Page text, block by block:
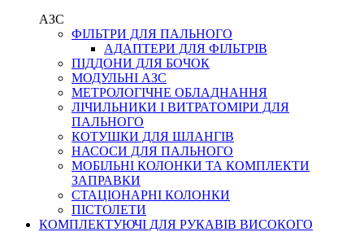
АЗС
ФІЛЬТРИ ДЛЯ ПАЛЬНОГО
АДАПТЕРИ ДЛЯ ФІЛЬТРІВ
ПІДДОНИ ДЛЯ БОЧОК
МОДУЛЬНІ АЗС
МЕТРОЛОГІЧНЕ ОБЛАДНАННЯ
ЛІЧИЛЬНИКИ І ВИТРАТОМІРИ ДЛЯ
ПАЛЬНОГО
КОТУШКИ ДЛЯ ШЛАНГІВ
НАСОСИ ДЛЯ ПАЛЬНОГО
МОБІЛЬНІ КОЛОНКИ ТА КОМПЛЕКТИ
ЗАПРАВКИ
СТАЦІОНАРНІ КОЛОНКИ
ПІСТОЛЕТИ
КОМПЛЕКТУЮЧІ ДЛЯ РУКАВІВ ВИСОКОГО